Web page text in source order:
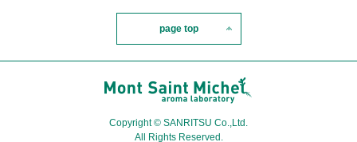
page top
Copyright © SANRITSU Co.,Ltd.
All Rights Reserved.